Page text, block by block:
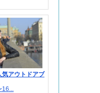
気アウトドアブ
16...